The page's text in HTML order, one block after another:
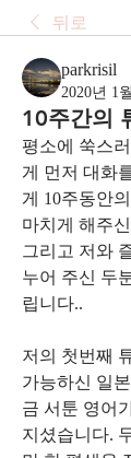
뒤로
parkrisil
2020년 1
10주간의
평소에 쑥스
게 먼저 대화
게 10주동안
마치게 해주
그리고 저와
누어 주신 두
립니다..
저의 첫번째
가능하신 일
금 서툰 영어
지셨습니다.